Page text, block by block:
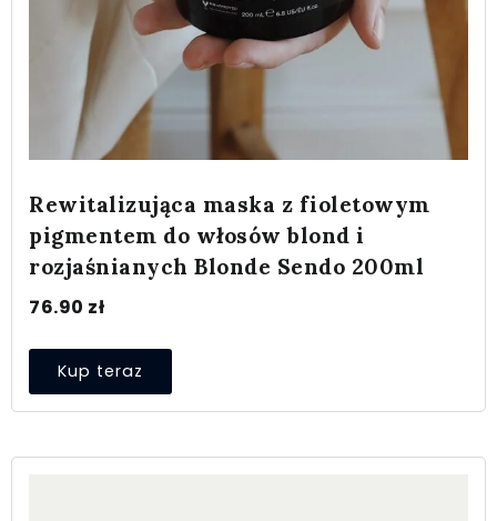
Rewitalizująca maska z fioletowym
pigmentem do włosów blond i
rozjaśnianych Blonde Sendo 200ml
76.90 zł
Kup teraz